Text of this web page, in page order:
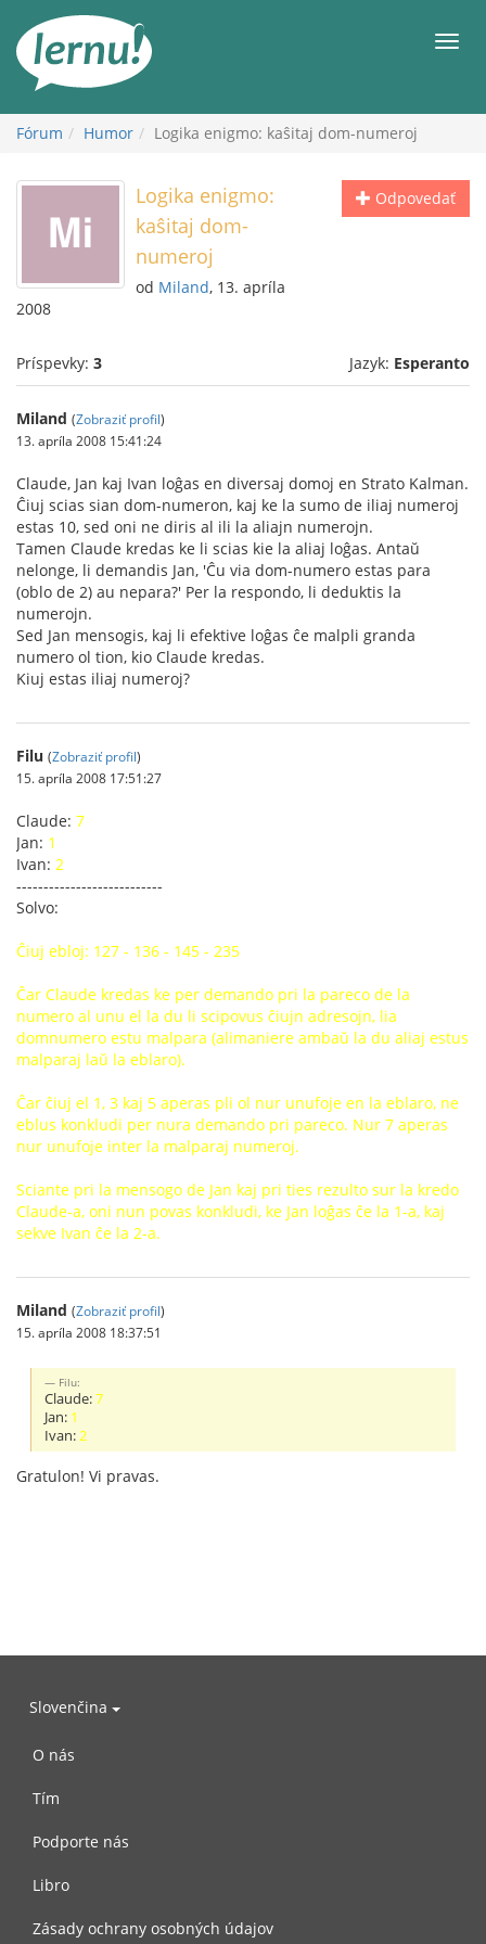
obsah
Fórum Humor Logika enigmo: kaŝitaj dom-numeroj
Odpovedať
Logika enigmo:
kaŝitaj dom-
numeroj
od Miland, 13. apríla
2008
Príspevky: 3 Jazyk: Esperanto
Miland (Zobraziť profil)
13. apríla 2008 15:41:24
Claude, Jan kaj Ivan loĝas en diversaj domoj en Strato Kalman.
Ĉiuj scias sian dom-numeron, kaj ke la sumo de iliaj numeroj
estas 10, sed oni ne diris al ili la aliajn numerojn.
Tamen Claude kredas ke li scias kie la aliaj loĝas. Antaŭ
nelonge, li demandis Jan, 'Ĉu via dom-numero estas para
(oblo de 2) au nepara?' Per la respondo, li deduktis la
numerojn.
Sed Jan mensogis, kaj li efektive loĝas ĉe malpli granda
numero ol tion, kio Claude kredas.
Kiuj estas iliaj numeroj?
Filu (Zobraziť profil)
15. apríla 2008 17:51:27
Claude: 7
Jan: 1
Ivan: 2
---------------------------
Solvo:
Ĉiuj ebloj: 127 - 136 - 145 - 235
Ĉar Claude kredas ke per demando pri la pareco de la
numero al unu el la du li scipovus ĉiujn adresojn, lia
domnumero estu malpara (alimaniere ambaŭ la du aliaj estus
malparaj laŭ la eblaro).
Ĉar ĉiuj el 1, 3 kaj 5 aperas pli ol nur unufoje en la eblaro, ne
eblus konkludi per nura demando pri pareco. Nur 7 aperas
nur unufoje inter la malparaj numeroj.
Sciante pri la mensogo de Jan kaj pri ties rezulto sur la kredo
Claude-a, oni nun povas konkludi, ke Jan loĝas ĉe la 1-a, kaj
sekve Ivan ĉe la 2-a.
Miland (Zobraziť profil)
15. apríla 2008 18:37:51
Filu:
Claude:7
Jan: 1
Ivan:2
Gratulon! Vi pravas.
Slovenčina
O nás
Tím
Podporte nás
Libro
Zásady ochrany osobných údajov